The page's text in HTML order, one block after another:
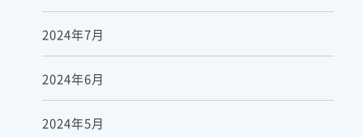
2024年7月
2024年6月
2024年5月